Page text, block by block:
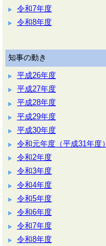
令和7年度
令和8年度
知事の動き
平成26年度
平成27年度
平成28年度
平成29年度
平成30年度
令和元年度（平成31年度）
令和2年度
令和3年度
令和4年度
令和5年度
令和6年度
令和7年度
令和8年度